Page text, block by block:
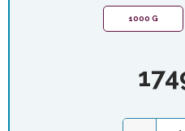
1000 G